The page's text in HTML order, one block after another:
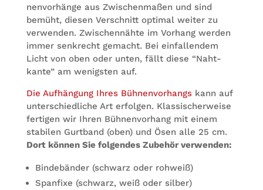
nen­vor­hänge aus Zwi­schen­ma­ßen und sind
bemüht, die­sen Ver­schnitt opti­mal wei­ter zu
ver­wen­den. Zwi­schen­nähte im Vor­hang wer­den
immer senk­recht gemacht. Bei ein­fal­len­dem
Licht von oben oder unten, fällt diese “Naht­
kante” am wenigs­ten auf.
Die Auf­hän­gung Ihres Büh­nen­vor­hangskann auf
unter­schied­li­che Art erfol­gen. Klas­si­scher­weise
fer­ti­gen wir Ihren Büh­nen­vor­hang mit einem
sta­bi­len Gurt­band (oben) und Ösen alle 25 cm.
Dort kön­nen Sie fol­gen­des Zube­hör verwenden:
Bin­de­bän­der (schwarz oder rohweiß)
Span­fixe (schwarz, weiß oder silber)